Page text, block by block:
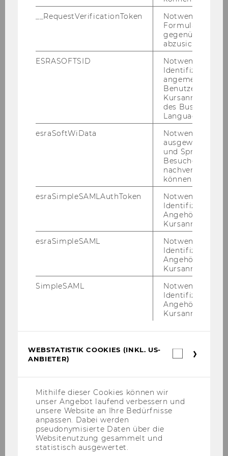
Spiekermann-Hoff
WU Wien
Universität Freiburg
Stefan Woltran
Axel Polleres
*Hin­weis: Für die Teil­nah­me am Cam­pus WU
Da es im Fest­saal 1 eine be­grenz­te An­zahl an
Sitz­plät­zen gibt, gilt bei der Sitz­platz­wahl das
Mit „An­mel­dung be­stä­ti­gen“ er­klä­ren Sie sich
damit ein­ver­stan­den, dass Ihre per­sön­li­chen
bei­tet und ge­spei­chert wer­den.
Die von Ihnen im For­mu­lar an­ge­ge­be­nen per­
für die Or­ga­ni­sa­ti­on und Durch­füh­rung die­ser
Ver­an­stal­tung ver­wen­det (gemäß Art 6 Abs 1 lit
b DSGVO). Fer­ner ver­ar­bei­tet die WU die Daten
für Zwe­cke der Öf­fent­lich­keits­ar­beit und für ei­
ge­ne Mar­ke­ting­zwe­cke, ins­be­son­de­re um
__RequestVerificationToken
Notwendig, um
gegenüber
abzusichern.
ESRASOFTSID
Notwendig zur
Identifizierung
angemeldeten
Benutzers im
des Business
Language
esraSoftWiData
Notwendig um
ausgewählte
und
Besuchers
nachverfolgen
können.
esraSimpleSAMLAuthToken
Notwendig zur
Identifizierung
Angehörige/r für
Kursanmeldung.
esraSimpleSAML
Notwendig zur
Identifizierung
Angehörige/r für
Kursanmeldung.
SimpleSAML
Notwendig zur
Identifizierung
Angehörige/r für
Kursanmeldung.
WEBSTATISTIK COOKIES (INKL. US-
ANBIETER)
Mithilfe dieser Cookies können wir
unser Angebot laufend verbessern und
unsere Website an Ihre Bedürfnisse
anpassen. Dabei werden
pseudonymisierte Daten über die
Websitenutzung gesammelt und
statistisch ausgewertet.